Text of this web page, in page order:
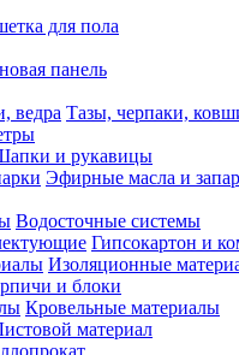
для пола
панель
Тазы, черпаки,
и рукавицы
Эфирные масла и
Водосточные системы
Гипсокартон и
Изоляционные
и блоки
Кровельные материалы
материал